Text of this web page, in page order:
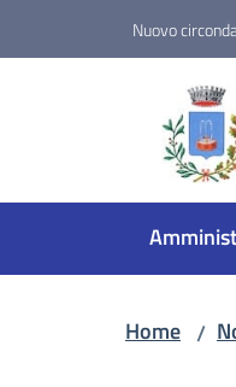
Nuovo
Home /